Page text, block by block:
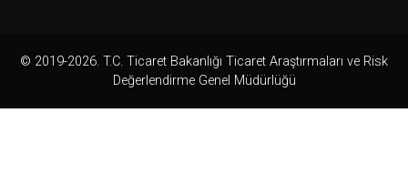
© 2019-2026. T.C. Ticaret Bakanlığı Ticaret Araştırmaları ve Risk
Değerlendirme Genel Müdürlüğü